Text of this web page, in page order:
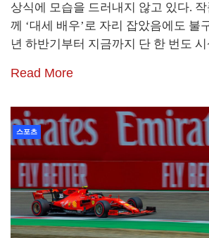
상식에 모습을 드러내지 않고 있다.
께 ‘대세 배우’로 자리 잡았음에도 불
년 하반기부터 지금까지 단 한 번도
Read More
스포츠